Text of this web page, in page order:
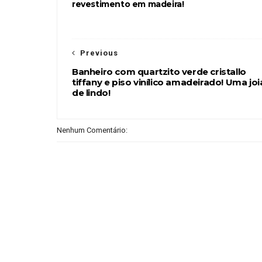
revestimento em madeira!
Previous
Banheiro com quartzito verde cristallo
tiffany e piso vinílico amadeirado! Uma
de lindo!
Nenhum Comentário: